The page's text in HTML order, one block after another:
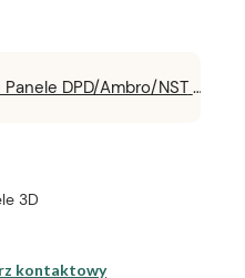
DPD/Ambro/NST
3D
kontaktowy